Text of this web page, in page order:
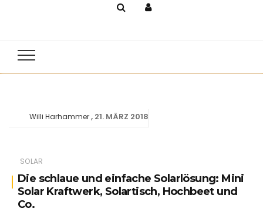
SOLAR
Die schlaue und einfache Solarlösung: Mini
Solar Kraftwerk, Solartisch, Hochbeet und
Co.
Willi Harhammer 21. MÄRZ 2018